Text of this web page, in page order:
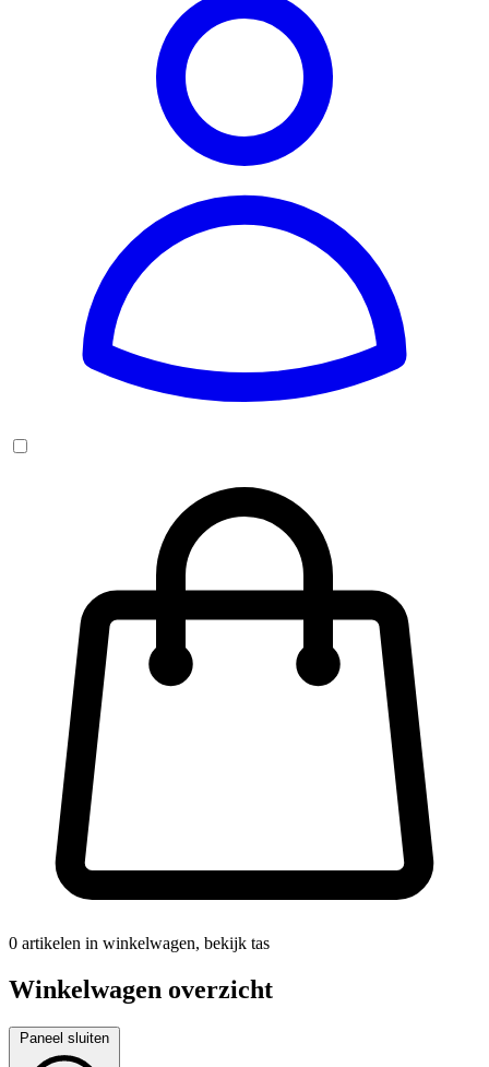
0 artikelen in winkelwagen, bekijk tas
Winkelwagen overzicht
Paneel sluiten